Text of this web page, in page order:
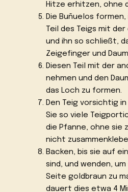
Hitze erhitzen, ohne
Die Buñuelos formen,
Teil des Teigs mit
und ihn so schließt,
Zeigefinger und
Diesen Teil mit der
nehmen und den
das Loch zu formen.
Den Teig vorsichtig
Sie so viele
die Pfanne, ohne sie
nicht
Backen, bis sie auf
sind, und wenden,
Seite goldbraun zu
dauert dies etwa 4